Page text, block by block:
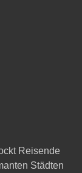
Reisende
Städten